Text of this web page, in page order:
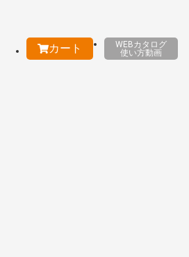
カート
WEBカタログ
使い方動画